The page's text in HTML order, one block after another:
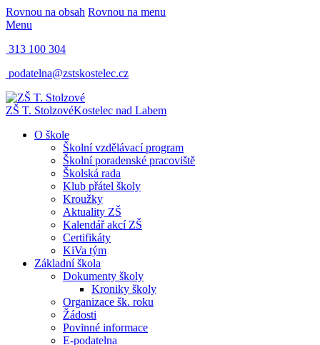
Rovnou na obsah Rovnou na menu
Menu
313 100 304
podatelna@zstskostelec.cz
ZŠ T. StolzovéKostelec nad Labem
O škole
Školní vzdělávací program
Školní poradenské pracoviště
Školská rada
Klub přátel školy
Kroužky
Aktuality ZŠ
Kalendář akcí ZŠ
Certifikáty
KiVa tým
Základní škola
Dokumenty školy
Kroniky školy
Organizace šk. roku
Žádosti
Povinné informace
E-podatelna